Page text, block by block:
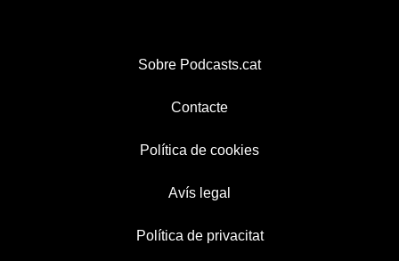
Sobre Podcasts.cat
Contacte
Política de cookies
Avís legal
Política de privacitat